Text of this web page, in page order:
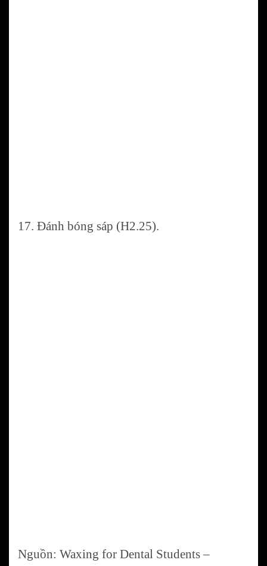
17. Đánh bóng sáp (H2.25).
Nguồn: Waxing for Dental Students –